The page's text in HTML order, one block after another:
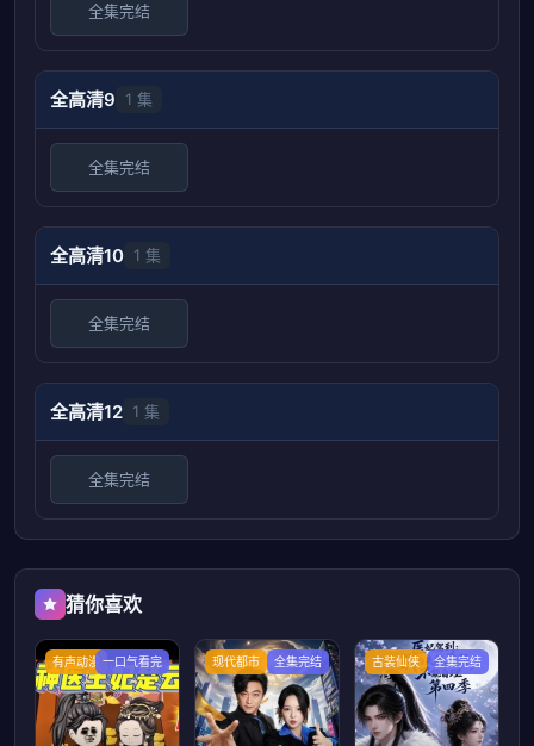
全集完结
全高清9 1 集
全集完结
全高清10 1 集
全集完结
全高清12 1 集
全集完结
猜你喜欢
有声动漫 一口气看完 现代都市 全集完结 古装仙侠 全集完结